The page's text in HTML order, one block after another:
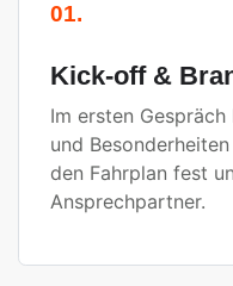
01.
Kick-off &
Im ersten
und
den Fahrplan fest
Ansprechpartner.